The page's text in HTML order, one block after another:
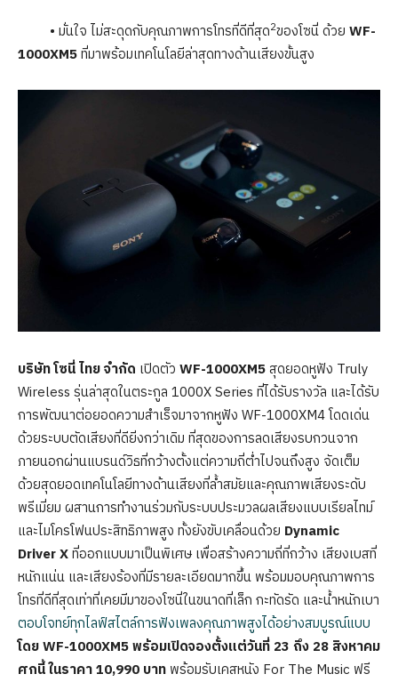
• มั่นใจ ไม่สะดุดกับคุณภาพการโทรที่ดีที่สุด2ของโซนี่ ด้วย WF-
1000XM5ที่มาพร้อมเทคโนโลยีล่าสุดทางด้านเสียงขั้นสูง
บริษัท โซนี่ ไทย จำกัด เปิดตัว WF-1000XM5สุดยอดหูฟัง Truly
Wireless รุ่นล่าสุดในตระกูล 1000X Series ที่ได้รับรางวัล และได้รับ
การพัฒนาต่อยอดความสำเร็จมาจากหูฟัง WF-1000XM4 โดดเด่น
ด้วยระบบตัดเสียงที่ดียิ่งกว่าเดิม ที่สุดของการลดเสียงรบกวนจาก
ภายนอกผ่านแบรนด์วิธที่กว้างตั้งแต่ความถี่ต่ำไปจนถึงสูง จัดเต็ม
ด้วยสุดยอดเทคโนโลยีทางด้านเสียงที่ล้ำสมัยและคุณภาพเสียงระดับ
พรีเมี่ยม ผสานการทำงานร่วมกับระบบประมวลผลเสียงแบบเรียลไทม์
และไมโครโฟนประสิทธิภาพสูง ทั้งยังขับเคลื่อนด้วย Dynamic
Driver Xที่ออกแบบมาเป็นพิเศษ เพื่อสร้างความถี่ที่กว้าง เสียงเบสที่
หนักแน่น และเสียงร้องที่มีรายละเอียดมากขึ้น พร้อมมอบคุณภาพการ
โทรที่ดีที่สุดเท่าที่เคยมีมาของโซนี่ในขนาดที่เล็ก กะทัดรัด และน้ำหนักเบา
ตอบโจทย์ทุกไลฟ์สไตล์การฟังเพลงคุณภาพสูงได้อย่างสมบูรณ์แบบ
โดย WF-1000XM5 พร้อมเปิดจองตั้งแต่วันที่ 23 ถึง 28 สิงหาคม
ศกนี้ ในราคา 10,990 บาท พร้อมรับเคสหนัง For The Music ฟรี